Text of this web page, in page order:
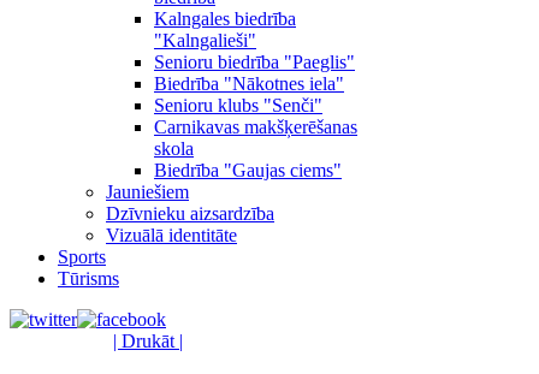
Kalngales biedrība
"Kalngalieši"
Senioru biedrība "Paeglis"
Biedrība "Nākotnes iela"
Senioru klubs "Senči"
Carnikavas makšķerēšanas
skola
Biedrība "Gaujas ciems"
Jauniešiem
Dzīvnieku aizsardzība
Vizuālā identitāte
Sports
Tūrisms
| Drukāt |